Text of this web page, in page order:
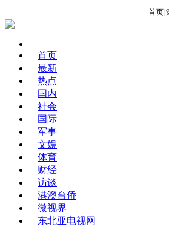
首页
首页
最新
热点
国内
社会
国际
军事
文娱
体育
财经
访谈
港澳台侨
微视界
东北亚电视网